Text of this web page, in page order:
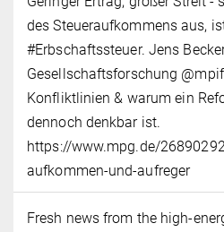
des Steueraufkommens aus,
#Erbschaftssteuer. Jens
Gesellschaftsforschung
Konfliktlinien & warum ein
dennoch denkbar ist.
https://www.mpg.de/
aufkommen-und-aufreger
Fresh news from the high-